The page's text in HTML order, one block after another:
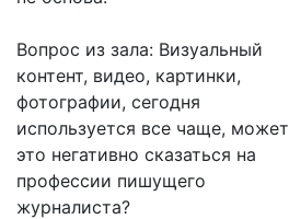
Вопрос из зала: Визуальный
контент, видео, картинки,
фотографии, сегодня
используется все чаще, может
это негативно сказаться на
профессии пишущего
журналиста?